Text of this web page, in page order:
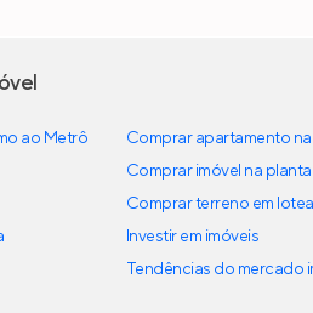
ao Metrô
Comprar apartamento
Comprar imóvel na planta
Comprar terreno em
Investir em imóveis
Tendências do mercado